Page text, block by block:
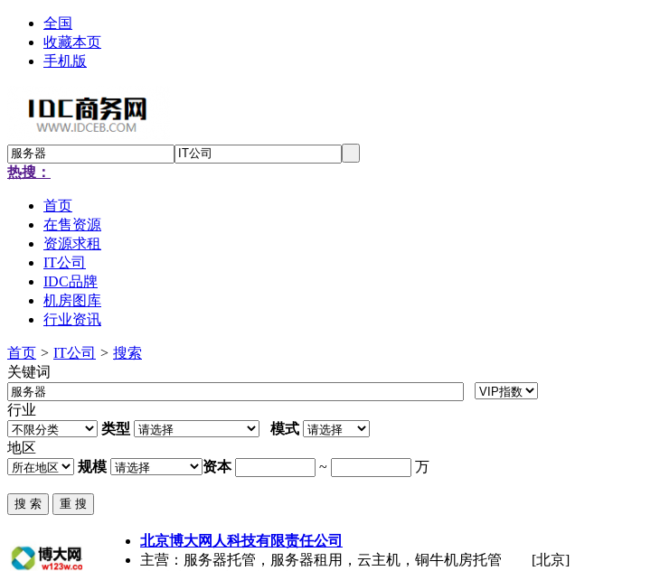
全国
收藏本页
手机版
热搜：
首页
在售资源
资源求租
IT公司
IDC品牌
机房图库
行业资讯
首页 > IT公司 > 搜索
关键词
行业
类型
模式
地区
规模
资本 ~ 万
北京博大网人科技有限责任公司
主营：服务器托管，服务器租用，云主机，铜牛机房托管
[北京]